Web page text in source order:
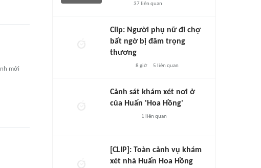
mới
37liên quan
Clip: Người phụ nữ đi chợ
bất ngờ bị đâm trọng
thương
8 giờ 5 liên quan
Cảnh sát khám xét nơi ở
của Huấn 'Hoa Hồng'
1 liên quan
[CLIP]: Toàn cảnh vụ khám
xét nhà Huấn Hoa Hồng